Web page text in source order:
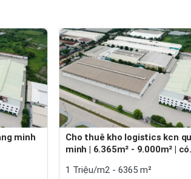
Cho thuê kho logistics kcn quang
minh | 6.365m² - 9.000m² |
1 Triệu/m2 - 6365 m²